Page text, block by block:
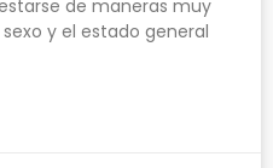
de maneras muy
y el estado general